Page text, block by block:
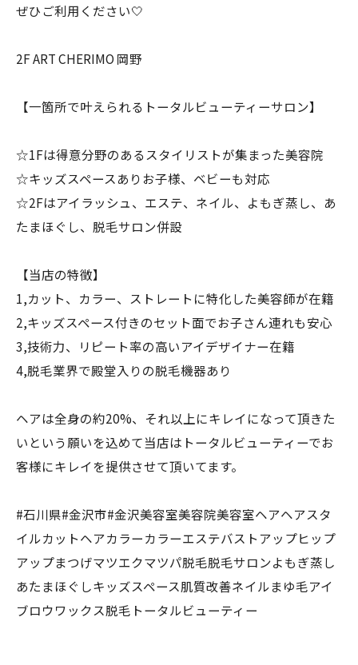
ぜひご利用ください🤍
2F ART CHERIMO 岡野
【一箇所で叶えられるトータルビューティーサロン】
☆1Fは得意分野のあるスタイリストが集まった美容院
☆キッズスペースありお子様、ベビーも対応
☆2Fはアイラッシュ、エステ、ネイル、よもぎ蒸し、あ
たまほぐし、脱毛サロン併設
【当店の特徴】
1,カット、カラー、ストレートに特化した美容師が在籍
2,キッズスペース付きのセット面でお子さん連れも安心
3,技術力、リピート率の高いアイデザイナー在籍
4,脱毛業界で殿堂入りの脱毛機器あり
ヘアは全身の約20%、それ以上にキレイになって頂きた
いという願いを込めて当店はトータルビューティーでお
客様にキレイを提供させて頂いてます。
#石川県#金沢市#金沢美容室美容院美容室ヘアヘアスタ
イルカットヘアカラーカラーエステバストアップヒップ
アップまつげマツエクマツパ脱毛脱毛サロンよもぎ蒸し
あたまほぐしキッズスペース肌質改善ネイルまゆ毛アイ
ブロウワックス脱毛トータルビューティー